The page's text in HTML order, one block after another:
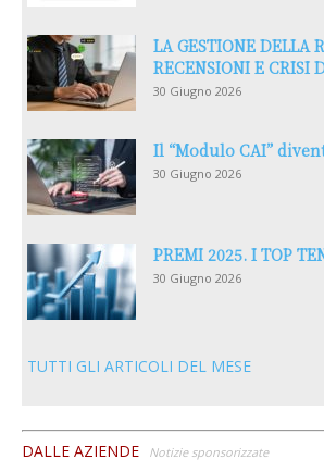
LA GESTIONE DELLA
RECENSIONI E CRISI
30 Giugno 2026
Il “Modulo CAI”
30 Giugno 2026
PREMI 2025. I TOP
30 Giugno 2026
TUTTI GLI ARTICOLI DEL MESE
DALLE AZIENDE Notizie sponsorizzate